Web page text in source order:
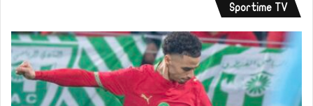
Sportime TV